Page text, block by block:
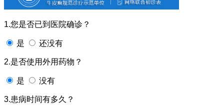
1.您是否已到医院确诊？
是 还没有
2.是否使用外用药物？
是 没有
3.患病时间有多久？